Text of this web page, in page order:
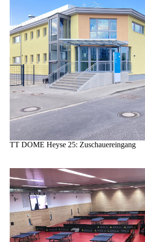
TT DOME Heyse 25: Zuschauereingang